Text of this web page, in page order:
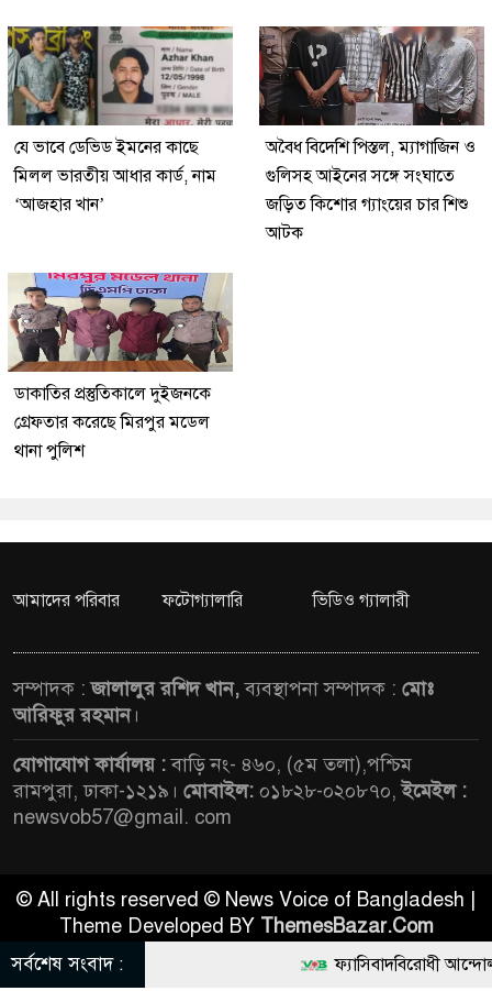
যে ভাবে ডেভিড ইমনের কাছে
মিলল ভারতীয় আধার কার্ড, নাম
‘আজহার খান’
অবৈধ বিদেশি পিস্তল, ম্যাগাজিন ও
গুলিসহ আইনের সঙ্গে সংঘাতে
জড়িত কিশোর গ্যাংয়ের চার শিশু
আটক
ডাকাতির প্রস্তুতিকালে দুইজনকে
গ্রেফতার করেছে মিরপুর মডেল
থানা পুলিশ
আমাদের পরিবার ফটোগ্যালারি ভিডিও গ্যালারী
সম্পাদক :জালালুর রশিদ খান,ব্যবস্থাপনা সম্পাদক : মোঃ
আরিফুর রহমান।
যোগাযোগ কার্যালয় :বাড়ি নং- ৪৬০, (৫ম তলা),পশ্চিম
রামপুরা, ঢাকা-১২১৯। মোবাইল: ০১৮২৮-০২০৮৭০,ইমেইল :
newsvob57@gmail. com
© All rights reserved © News Voice of Bangladesh |
Theme Developed BY ThemesBazar.Com
সর্বশেষ সংবাদ : ফ্যাসিবাদবিরোধী আন্দোলনে